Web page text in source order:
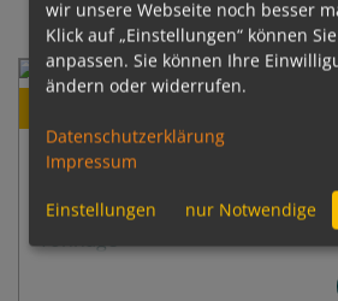
Baujahr
Schiffslänge
wir unsere Webseite noch besser
Klick auf „Einstellungen“ können
anpassen. Sie können Ihre
ändern oder widerrufen.
Datenschutzerklärung
Impressum
Einstellungen nur Notwendige